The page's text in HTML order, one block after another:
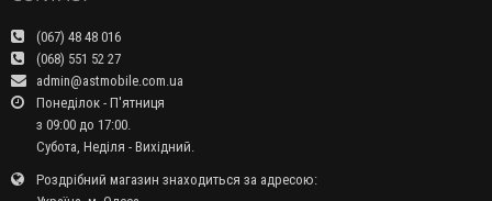
(067) 48 48 016
(068) 551 52 27
admin@astmobile.com.ua
Понеділок - П'ятниця
з 09:00 до 17:00.
Субота, Неділя - Вихідний.
Роздрібний магазин знаходиться за адресою: